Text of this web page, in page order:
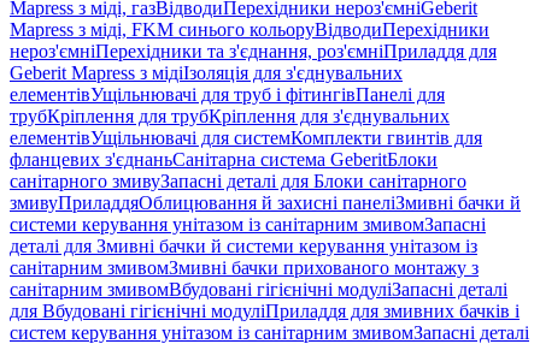
Mapress з міді, газВідводиПерехідники нероз'ємніGeberit
Mapress з міді, FKM синього кольоруВідводиПерехідники
нероз'ємніПерехідники та з'єднання, роз'ємніПриладдя для
Geberit Mapress з мідіІзоляція для з'єднувальних
елементівУщільнювачі для труб і фітингівПанелі для
трубКріплення для трубКріплення для з'єднувальних
елементівУщільнювачі для системКомплекти гвинтів для
фланцевих з'єднаньСанітарна система GeberitБлоки
санітарного змивуЗапасні деталі для Блоки санітарного
змивуПриладдяОблицювання й захисні панеліЗмивні бачки й
системи керування унітазом із санітарним змивомЗапасні
деталі для Змивні бачки й системи керування унітазом із
санітарним змивомЗмивні бачки прихованого монтажу з
санітарним змивомВбудовані гігієнічні модуліЗапасні деталі
для Вбудовані гігієнічні модуліПриладдя для змивних бачків і
систем керування унітазом із санітарним змивомЗапасні деталі